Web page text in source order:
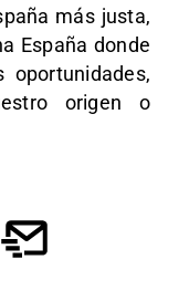
más justa,
España donde
origen o